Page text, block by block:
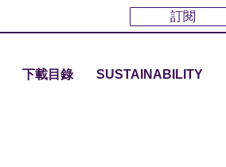
訂閱
下載目錄 SUSTAINABILITY